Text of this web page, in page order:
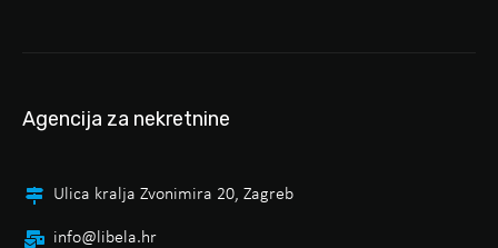
Agencija za nekretnine
Ulica kralja Zvonimira 20, Zagreb
info@libela.hr